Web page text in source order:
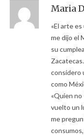
Maria
«El arte
me dijo el
su
considero
como
«Quien no
vuelto un
me